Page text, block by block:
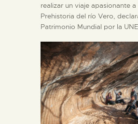
realizar un viaje apasionante a
Prehistoria del río Vero,
Patrimonio Mundial por la